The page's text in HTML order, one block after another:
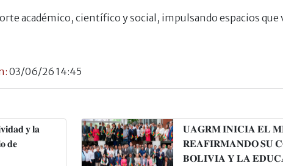
académico, científico y social, impulsando espacios
03/06/26 14:45
𝐲 𝐥𝐚
𝐝𝐞
𝐔𝐀𝐆𝐑𝐌 𝐈𝐍𝐈𝐂𝐈𝐀 𝐄𝐋
𝐑𝐄𝐀𝐅𝐈𝐑𝐌𝐀𝐍𝐃𝐎 𝐒𝐔
𝐁𝐎𝐋𝐈𝐕𝐈𝐀 𝐘 𝐋𝐀